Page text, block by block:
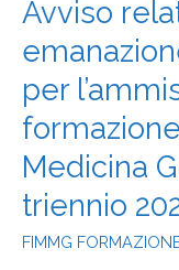
SARS-
2”
20/10/2020
Avviso
per
Medicina
triennio
FIMMG
relativo
all’avvenuta
emanazione
dei
bandi
regionali
per
l’ammissione
al
Concorso